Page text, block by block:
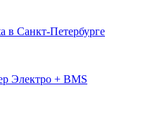
в Санкт-Петербурге
Электро + BMS